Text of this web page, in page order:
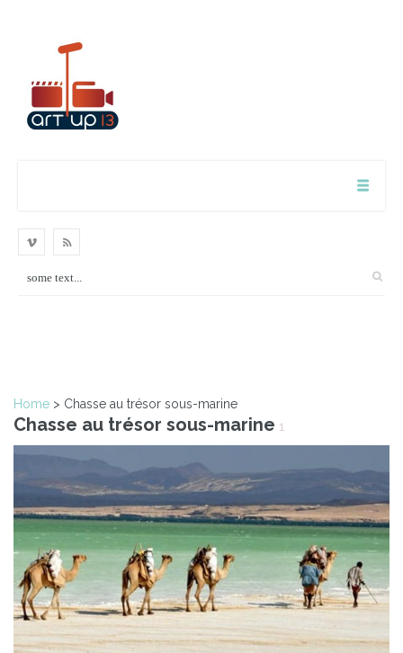
Home > Chasse au trésor sous-marine
Chasse au trésor sous-marine 1